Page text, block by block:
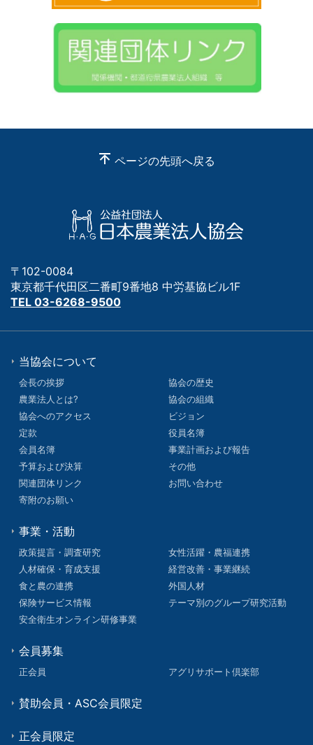
ページの先頭へ戻る
〒102-0084
東京都千代田区二番町9番地8 中労基協ビル1F
TEL 03-6268-9500
当協会について
会長の挨拶
協会の歴史
農業法人とは?
協会の組織
協会へのアクセス
ビジョン
定款
役員名簿
会員名簿
事業計画および報告
予算および決算
その他
関連団体リンク
お問い合わせ
寄附のお願い
事業・活動
政策提言・調査研究
女性活躍・農福連携
人材確保・育成支援
経営改善・事業継続
食と農の連携
外国人材
保険サービス情報
テーマ別のグループ研究活動
安全衛生オンライン研修事業
会員募集
正会員 アグリサポート倶楽部
賛助会員・ASC会員限定
正会員限定